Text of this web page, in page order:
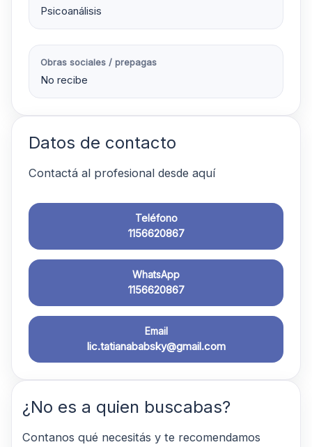
Psicoanálisis
Obras sociales / prepagas
No recibe
Datos de contacto
Contactá al profesional desde aquí
Teléfono
1156620867
WhatsApp
1156620867
Email
lic.tatianababsky@gmail.com
¿No es a quien buscabas?
Contanos qué necesitás y te recomendamos